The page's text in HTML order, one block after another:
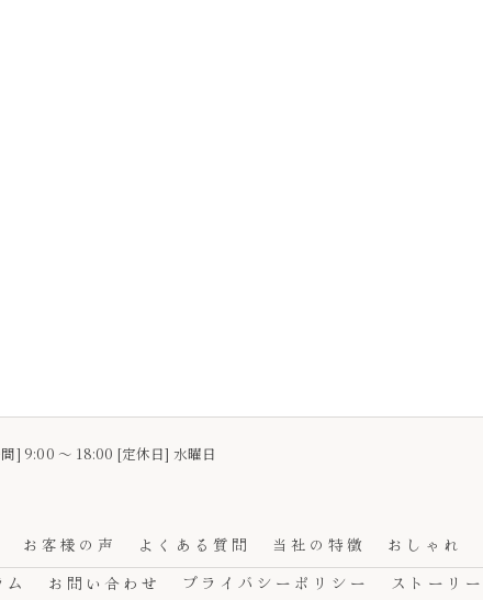
] 9:00 〜 18:00 [定休日] 水曜日
お客様の声 よくある質問 当社の特徴 おしゃれ
ム
お問い合わせ プライバシーポリシー ストーリー